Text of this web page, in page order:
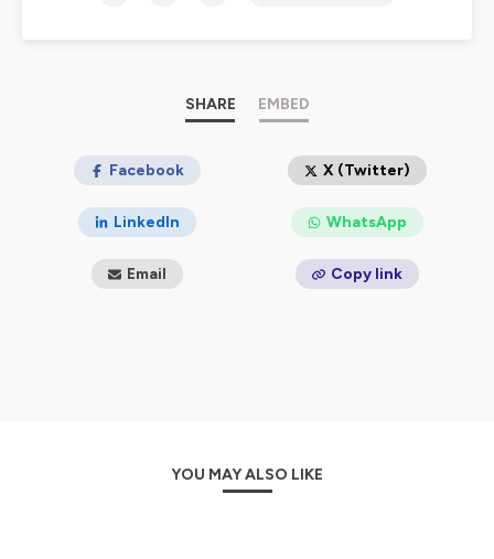
SHARE EMBED
Facebook X (Twitter)
LinkedIn WhatsApp
Email Copy link
YOU MAY ALSO LIKE